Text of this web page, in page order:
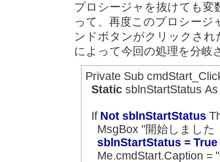
プロシージャを抜けても変
って、再度このプロシー
ンドボタンがクリックされ
によって今回の処理を分岐
Private Sub
Static sblnStartStatus
If Not sblnStartStatus
MsgBox "開始しました
sblnStartStatus = True
Me.cmdStart.Caption =